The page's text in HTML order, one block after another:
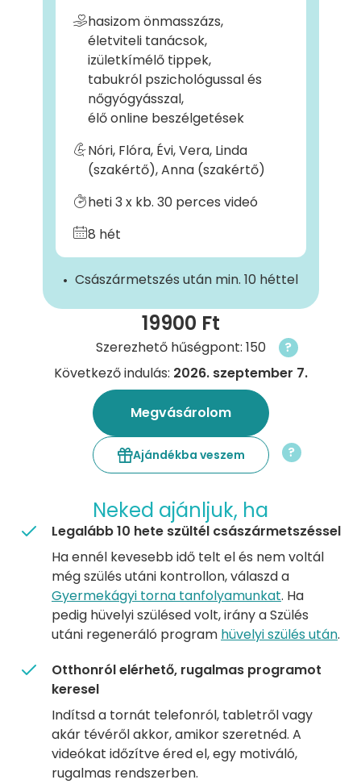
hasizom önmasszázs,
életviteli tanácsok,
izületkímélő tippek,
tabukról pszichológussal és
nőgyógyásszal,
élő online beszélgetések
Nóri, Flóra, Évi, Vera, Linda
(szakértő), Anna (szakértő)
heti 3 x kb. 30 perces videó
8 hét
Császármetszés után min. 10 héttel
19900 Ft
Szerezhető hűségpont: 150
?
Következő indulás: 2026. szeptember 7.
Megvásárolom
Ajándékba veszem ?
Neked ajánljuk, ha
Legalább 10 hete szültél császármetszéssel
Ha ennél kevesebb idő telt el és nem voltál
még szülés utáni kontrollon, válaszd a
Gyermekágyi torna tanfolyamunkat. Ha
pedig hüvelyi szülésed volt, irány a Szülés
utáni regeneráló program hüvelyi szülés után.
Otthonról elérhető, rugalmas programot
keresel
Indítsd a tornát telefonról, tabletről vagy
akár tévéről akkor, amikor szeretnéd. A
videókat időzítve éred el, egy motiváló,
rugalmas rendszerben.